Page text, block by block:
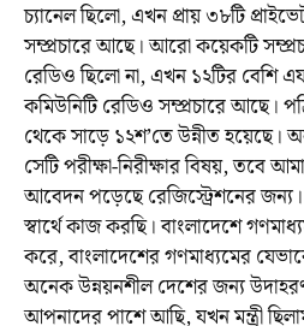
চ্যানেল ছিলো, এখন প্রায় ৩৮টি
সম্প্রচারে আছে। আরো কয়েকটি
রেডিও ছিলো না, এখন ১২টির বেশি
কমিউনিটি রেডিও সম্প্রচারে আছে।
থেকে সাড়ে ১২শ’তে উন্নীত হয়েছে।
সেটি পরীক্ষা-নিরীক্ষার বিষয়, তবে
আবেদন পড়েছে রেজিস্ট্রেশনের
স্বার্থে কাজ করছি। বাংলাদেশে
করে, বাংলাদেশের গণমাধ্যমের
অনেক উন্নয়নশীল দেশের জন্য
আপনাদের পাশে আছি, যখন মন্ত্রী